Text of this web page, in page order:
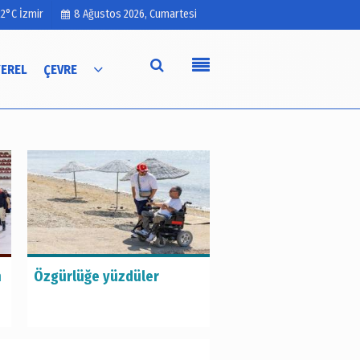
İzmir 8 Ağustos 2026, Cumartesi
ÇEVRE
İletişim
Çerez Politikası
Gizlilik İlkeleri
Özgürlüğe yüzdüler